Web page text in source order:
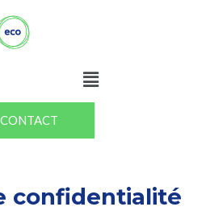
Menu
CONTACT
confidentialité